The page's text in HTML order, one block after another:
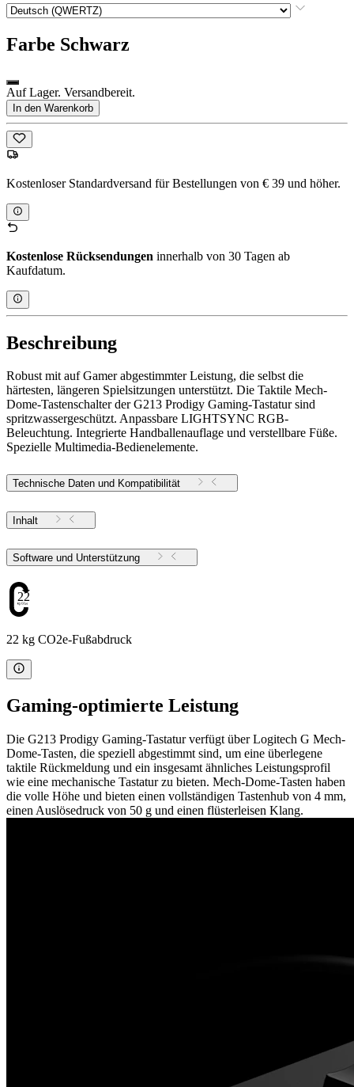
Farbe Schwarz
Auf Lager. Versandbereit.
In den Warenkorb
Kostenloser Standardversand für Bestellungen von € 39 und höher.
Kostenlose Rücksendungen innerhalb von 30 Tagen ab
Kaufdatum.
Beschreibung
Robust mit auf Gamer abgestimmter Leistung, die selbst die
härtesten, längeren Spielsitzungen unterstützt. Die Taktile Mech-
Dome-Tastenschalter der G213 Prodigy Gaming-Tastatur sind
spritzwassergeschützt. Anpassbare LIGHTSYNC RGB-
Beleuchtung. Integrierte Handballenauflage und verstellbare Füße.
Spezielle Multimedia-Bedienelemente.
Technische Daten und Kompatibilität
Inhalt
Software und Unterstützung
22
22 kg CO2e-Fußabdruck
Gaming-optimierte Leistung
Die G213 Prodigy Gaming-Tastatur verfügt über Logitech G Mech-
Dome-Tasten, die speziell abgestimmt sind, um eine überlegene
taktile Rückmeldung und ein insgesamt ähnliches Leistungsprofil
wie eine mechanische Tastatur zu bieten. Mech-Dome-Tasten haben
die volle Höhe und bieten einen vollständigen Tastenhub von 4 mm,
einen Auslösedruck von 50 g und einen flüsterleisen Klang.